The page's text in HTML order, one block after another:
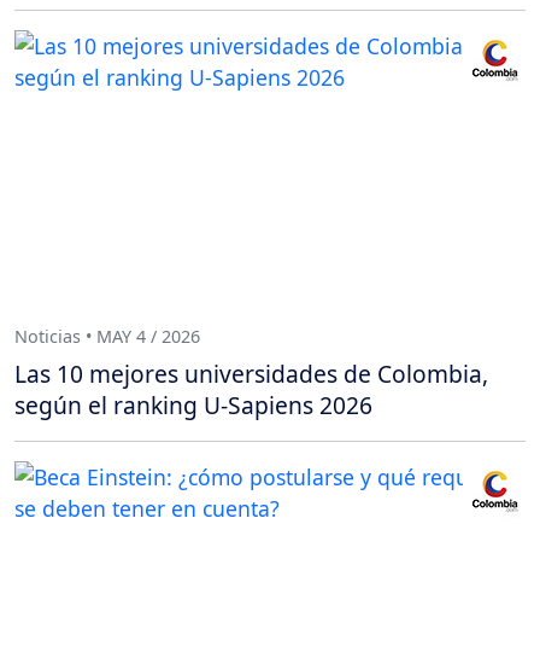
Noticias • MAY 4 / 2026
Las 10 mejores universidades de Colombia,
según el ranking U-Sapiens 2026